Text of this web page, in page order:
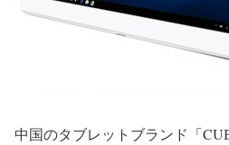
中国のタブレットブランド「